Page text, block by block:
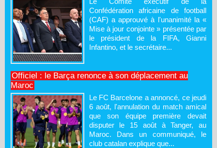
Confédération africaine de football
(CAF) a approuvé à l'unanimité la «
Mise à jour conjointe » présentée par
le président de la FIFA, Gianni
Infantino, et le secrétaire...
Officiel : le Barça renonce à son déplacement au
Maroc
Le FC Barcelone a annoncé, ce jeudi
6 août, l'annulation du match amical
que son équipe première devait
disputer le 15 août à Tanger, au
Maroc. Dans un communiqué, le
club catalan explique que...